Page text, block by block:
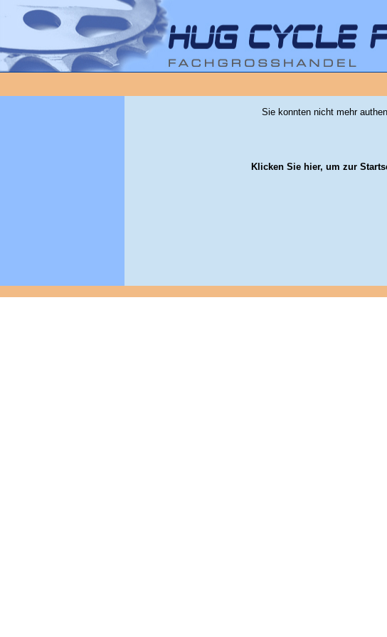
Sie konnten nicht mehr
Klicken Sie hier, um zur